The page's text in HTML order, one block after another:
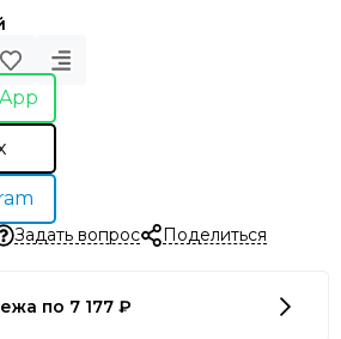
Задать вопрос Поделиться
по 7 177 ₽